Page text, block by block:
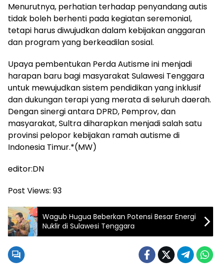
Menurutnya, perhatian terhadap penyandang autis
tidak boleh berhenti pada kegiatan seremonial,
tetapi harus diwujudkan dalam kebijakan anggaran
dan program yang berkeadilan sosial.
Upaya pembentukan Perda Autisme ini menjadi
harapan baru bagi masyarakat Sulawesi Tenggara
untuk mewujudkan sistem pendidikan yang inklusif
dan dukungan terapi yang merata di seluruh daerah.
Dengan sinergi antara DPRD, Pemprov, dan
masyarakat, Sultra diharapkan menjadi salah satu
provinsi pelopor kebijakan ramah autisme di
Indonesia Timur.*(MW)
editor:DN
Post Views: 93
Wagub Hugua Beberkan Potensi Besar Energi
Nuklir di Sulawesi Tenggara